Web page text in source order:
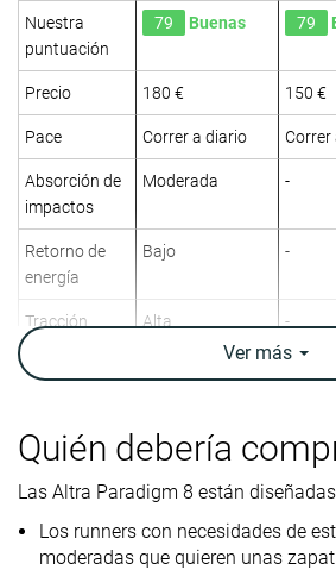
Nuestra
puntuación
79 Buenas 79
Precio 180 € 150 €
Pace Correr a diario Correr
Absorción de
impactos
Moderada -
Retorno de
energía
Bajo -
Tracción Alta -
Arch support
laboratorio
Peso marca
9.8 oz / 278g 9.6 oz
laboratorio
Drop marca
2.1 mm
4.0
Ver más
Quién debería
Las Altra Paradigm 8 están
Los runners con necesidades de
moderadas que quieren unas